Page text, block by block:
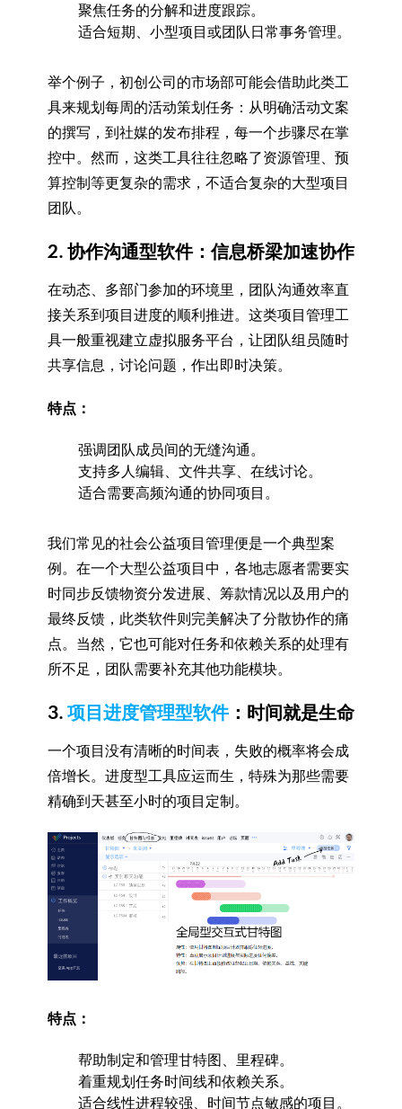
聚焦任务的分解和进度跟踪。
适合短期、小型项目或团队日常事务管理。
举个例子，初创公司的市场部可能会借助此类工
具来规划每周的活动策划任务：从明确活动文案
的撰写，到社媒的发布排程，每一个步骤尽在掌
控中。然而，这类工具往往忽略了资源管理、预
算控制等更复杂的需求，不适合复杂的大型项目
团队。
2. 协作沟通型软件：信息桥梁加速协作
在动态、多部门参加的环境里，团队沟通效率直
接关系到项目进度的顺利推进。这类项目管理工
具一般重视建立虚拟服务平台，让团队组员随时
共享信息，讨论问题，作出即时决策。
特点：
强调团队成员间的无缝沟通。
支持多人编辑、文件共享、在线讨论。
适合需要高频沟通的协同项目。
我们常见的社会公益项目管理便是一个典型案
例。在一个大型公益项目中，各地志愿者需要实
时同步反馈物资分发进展、筹款情况以及用户的
最终反馈，此类软件则完美解决了分散协作的痛
点。当然，它也可能对任务和依赖关系的处理有
所不足，团队需要补充其他功能模块。
3. 项目进度管理型软件：时间就是生命
一个项目没有清晰的时间表，失败的概率将会成
倍增长。进度型工具应运而生，特殊为那些需要
精确到天甚至小时的项目定制。
特点：
帮助制定和管理甘特图、里程碑。
着重规划任务时间线和依赖关系。
适合线性进程较强、时间节点敏感的项目。